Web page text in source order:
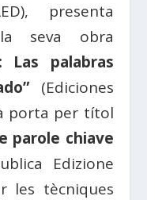
presenta
seva obra
Las palabras
(Ediciones
porta per títol
parole chiave
Edizione
les tècniques